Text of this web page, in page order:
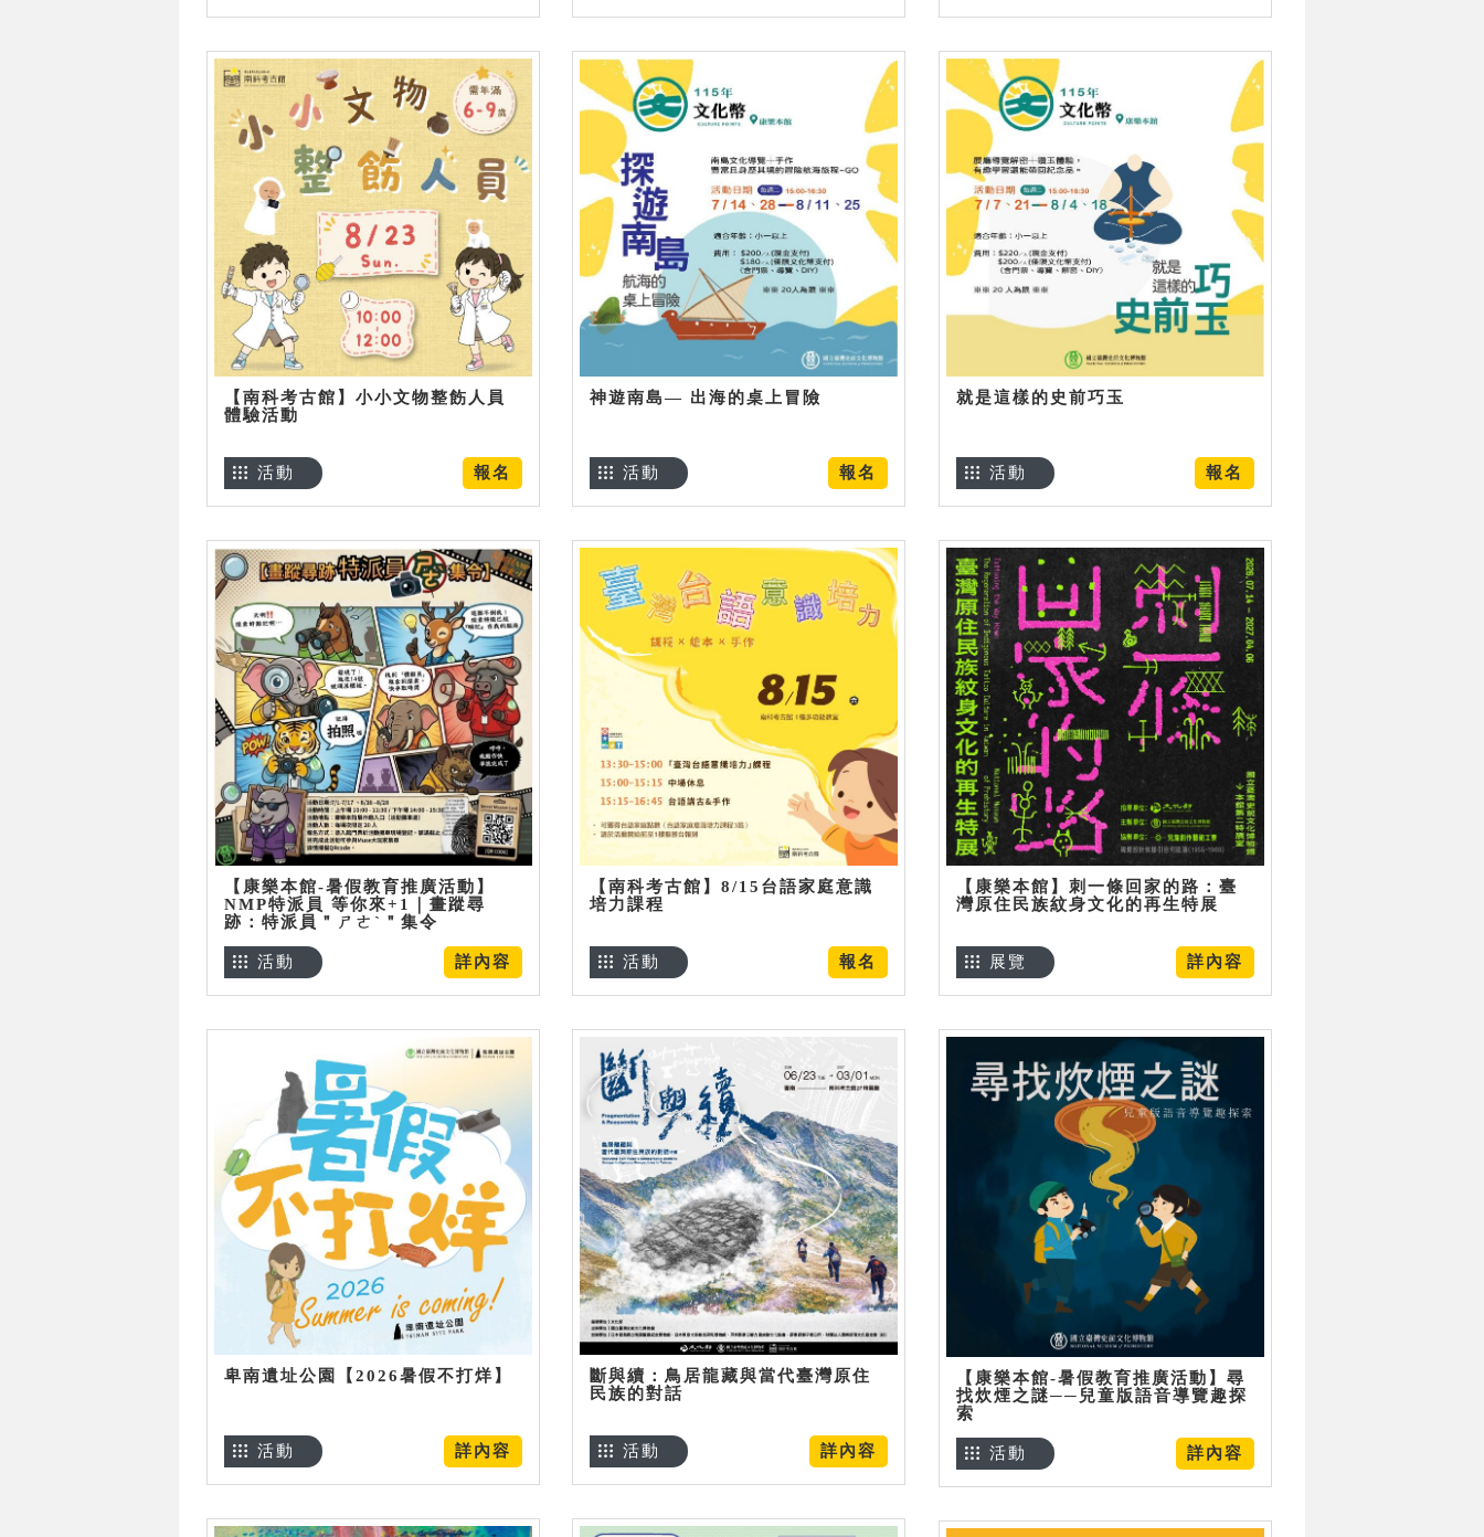
【南科考古館】小小文物整飭人員
體驗活動
報名
活動
神遊南島— 出海的桌上冒險
報名
活動
就是這樣的史前巧玉
報名
活動
【康樂本館-暑假教育推廣活動】
NMP特派員 等你來+1｜畫蹤尋
跡：特派員＂ㄕㄜˋ＂集令
詳內容
活動
【南科考古館】8/15台語家庭意識
培力課程
報名
活動
【康樂本館】刺一條回家的路：臺
灣原住民族紋身文化的再生特展
詳內容
展覽
卑南遺址公園【2026暑假不打烊】
詳內容
活動
斷與續：鳥居龍藏與當代臺灣原住
民族的對話
詳內容
活動
【康樂本館-暑假教育推廣活動】尋
找炊煙之謎──兒童版語音導覽趣探
索
詳內容
活動